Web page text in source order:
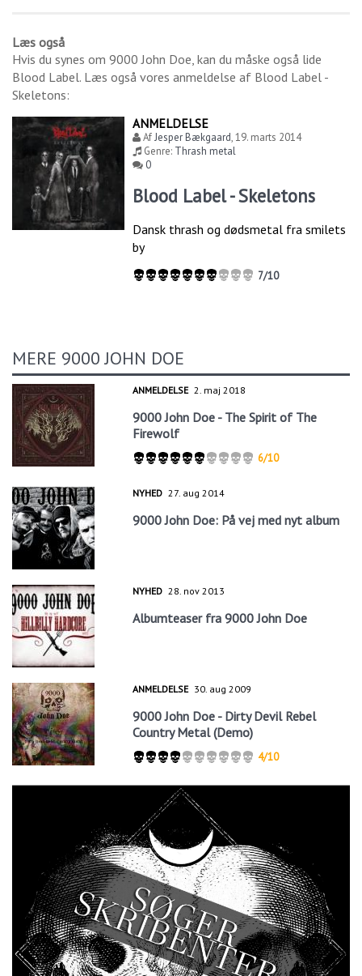
Læs også
Hvis du synes om 9000 John Doe, kan du måske også lide
Blood Label. Læs også vores anmeldelse af Blood Label -
Skeletons:
ANMELDELSE
AfJesper Bækgaard,19. marts 2014
Genre: Thrash metal
0
Blood Label - Skeletons
Dansk thrash og dødsmetal fra smilets
by
7/10
MERE 9000 JOHN DOE
ANMELDELSE 2. maj 2018
9000 John Doe - The Spirit of The
Firewolf
6/10
NYHED 27. aug 2014
9000 John Doe: På vej med nyt album
NYHED 28. nov 2013
Albumteaser fra 9000 John Doe
ANMELDELSE 30. aug 2009
9000 John Doe - Dirty Devil Rebel
Country Metal (Demo)
4/10